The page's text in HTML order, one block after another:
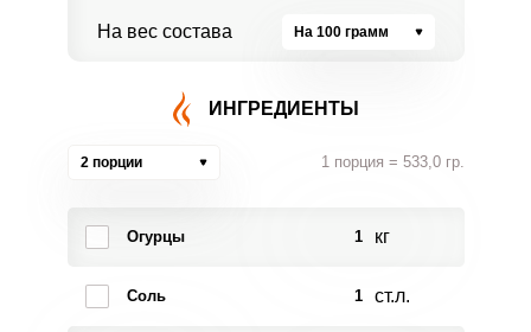
На вес состава На 100 грамм
ИНГРЕДИЕНТЫ
2 порции 1 порция = 533,0 гр.
Огурцы 1 кг
Соль 1 ст.л.